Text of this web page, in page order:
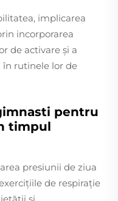
implicarea
incorporarea
de activare și a
în rutinele lor de
pentru
timpul
presiunii de ziua
de respirație